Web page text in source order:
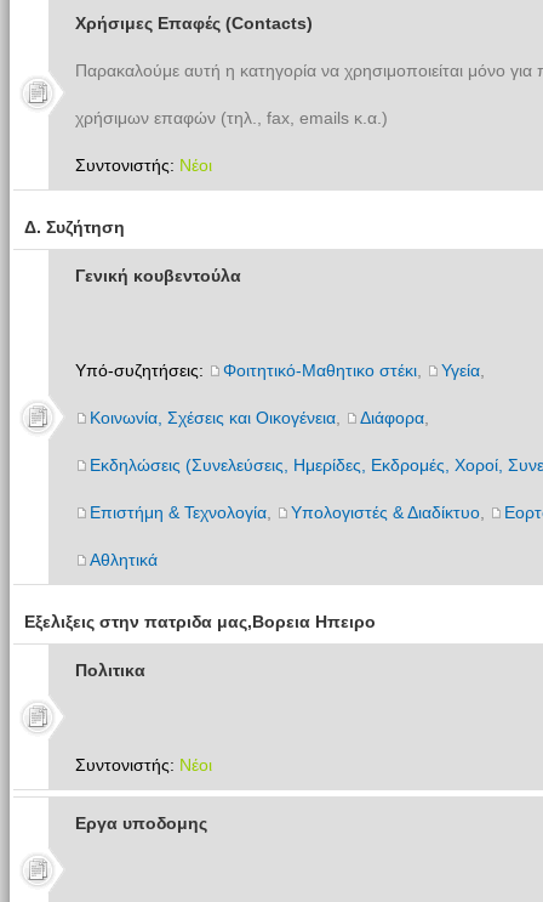
Χρήσιμες Επαφές (Contacts)
Παρακαλούμε αυτή η κατηγορία να χρησιμοποιείται μόνο
χρήσιμων επαφών (τηλ., fax, emails κ.α.)
Συντονιστής: Νέοι
Δ. Συζήτηση
Γενική κουβεντούλα
Υπό-συζητήσεις: Φοιτητικό-Μαθητικο στέκι, Υγεία,
Κοινωνία, Σχέσεις και Οικογένεια, Διάφορα,
Εκδηλώσεις (Συνελεύσεις, Ημερίδες, Εκδρομές, Χοροί,
Επιστήμη & Τεχνολογία, Υπολογιστές & Διαδίκτυο,
Αθλητικά
Εξελιξεις στην πατριδα μας,Βορεια Ηπειρο
Πολιτικα
Συντονιστής: Νέοι
Εργα υποδομης